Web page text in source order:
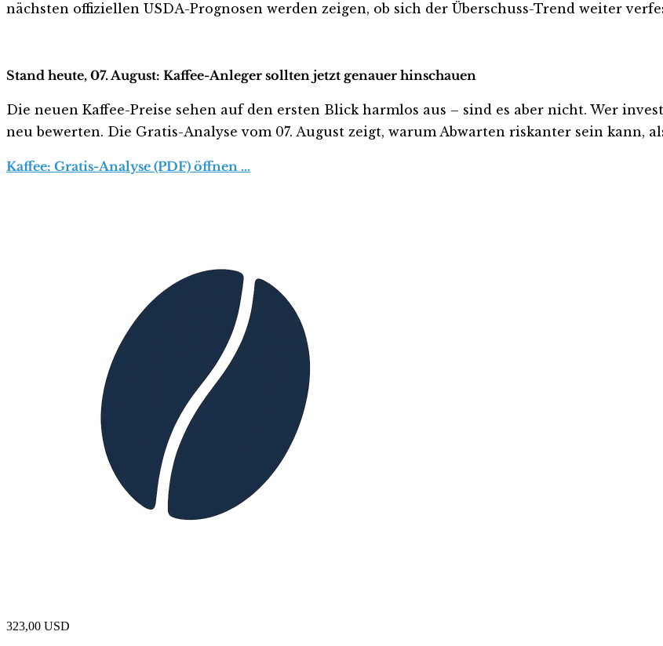
nächsten offiziellen USDA-Prognosen werden zeigen, ob sich der Überschuss-Trend weiter
Stand heute, 07. August: Kaffee-Anleger sollten jetzt genauer hinschauen
Die neuen Kaffee-Preise sehen auf den ersten Blick harmlos aus – sind es aber nicht. Wer
neu bewerten. Die Gratis-Analyse vom 07. August zeigt, warum Abwarten riskanter sein kann,
Kaffee: Gratis-Analyse (PDF) öffnen …
323,00 USD